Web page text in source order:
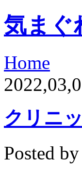
気まぐ
Home
クリニ
Posted